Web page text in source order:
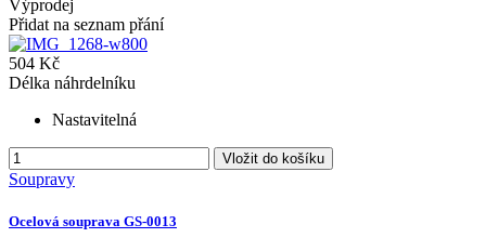
Výprodej
Přidat na seznam přání
504 Kč
Délka náhrdelníku
Nastavitelná
Vložit do košíku
Soupravy
Ocelová souprava GS-0013